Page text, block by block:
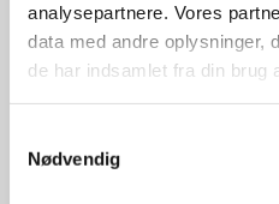
analysepartnere. Vores
data med andre oplysninger,
de har indsamlet fra din brug
Nødvendig